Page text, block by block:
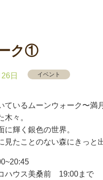
ク①
日 イベント
ているムーンウォーク〜満
木々。
に輝く銀色の世界。
見たことのない森にきっと
ハウス美桑前 19:00まで